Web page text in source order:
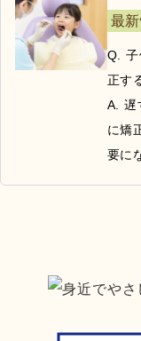
小児
実現
ちな
準備
まず
う方
埼玉
アク
最
Q. 子
正す
A. 遅
に矯
要に
こ
2026/
当院